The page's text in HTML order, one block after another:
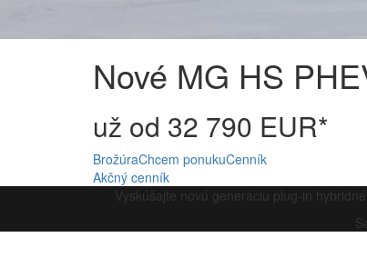
Nové MG HS
už od 32 790 EUR*
BrožúraChcem ponukuCenník
Akčný cenník
Vyskúšajte novú generáciu plug-in